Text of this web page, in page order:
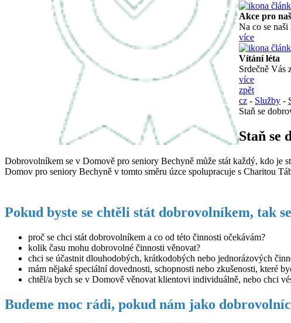
Akce pro
Na co se
více
Vítání léta
Srdečně Vás
více
zpět
cz - Služby -
Staň se
Staň se
Dobrovolníkem se v Domově pro seniory Bechyně může stát každý, kdo je
Domov pro seniory Bechyně v tomto směru úzce spolupracuje s Charitou
Pokud byste se chtěli stát dobrovolníkem, tak
proč se chci stát dobrovolníkem a co od této činnosti očekávám?
kolik času mohu dobrovolné činnosti věnovat?
chci se účastnit dlouhodobých, krátkodobých nebo jednorázových
mám nějaké speciální dovednosti, schopnosti nebo zkušenosti, které
chtěl/a bych se v Domově věnovat klientovi individuálně, nebo chci
Budeme moc rádi, pokud nám jako